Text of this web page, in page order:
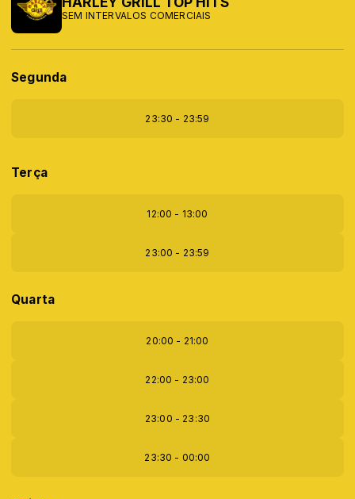
SEM INTERVALOS COMERCIAIS
Segunda
23:30 - 23:59
Terça
12:00 - 13:00
23:00 - 23:59
Quarta
20:00 - 21:00
22:00 - 23:00
23:00 - 23:30
23:30 - 00:00